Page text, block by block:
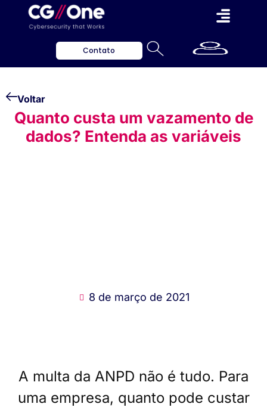
Contato
Voltar
Quanto custa um vazamento de
dados? Entenda as variáveis
8 de março de 2021
A multa da ANPD não é tudo. Para
uma empresa, quanto pode custar